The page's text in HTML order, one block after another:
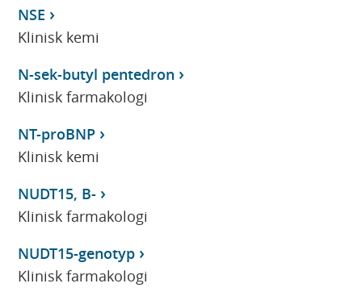
NSE
Klinisk kemi
N-sek-butyl pentedron
Klinisk farmakologi
NT-proBNP
Klinisk kemi
NUDT15, B-
Klinisk farmakologi
NUDT15-genotyp
Klinisk farmakologi